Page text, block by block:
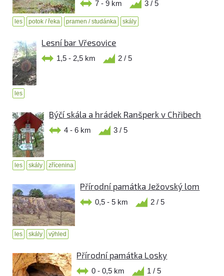
7 - 9 km 3 / 5
les potok / řeka pramen / studánka skály
Lesní bar Vřesovice
1,5 - 2,5 km 2 / 5
les
Býčí skála a hrádek Ranšperk v Chřibech
4 - 6 km 3 / 5
les skály zřícenina
Přírodní památka Ježovský lom
0,5 - 5 km 2 / 5
les skály výhled
Přírodní památka Losky
0 - 0,5 km 1 / 5